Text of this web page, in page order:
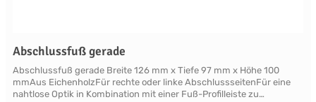
Abschlussfuß gerade
Abschlussfuß gerade Breite 126 mm x Tiefe 97 mm x Höhe 100
mmAus EichenholzFür rechte oder linke AbschlussseitenFür eine
nahtlose Optik in Kombination mit einer Fuß-Profilleiste zu